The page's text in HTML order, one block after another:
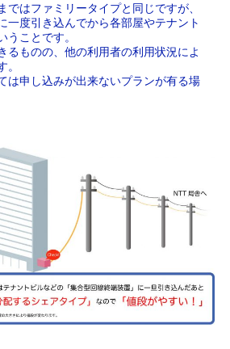
ではファミリータイプと同じですが、
一度引き込んでから各部屋やテナント
うことです。
るものの、他の利用者の利用状況によ
。
は申し込みが出来ないプランが有る場